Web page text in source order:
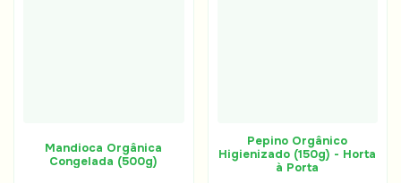
Mandioca Orgânica
Congelada (500g)
Pepino Orgânico
Higienizado (150g) - Horta
à Porta